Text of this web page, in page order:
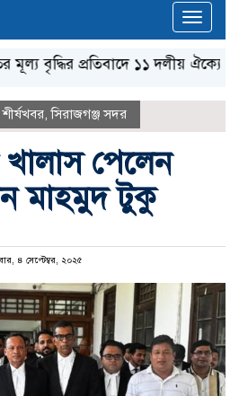
প্রতিবাদে ১১ দলীয় ঐক্যের
শীর্ষখবর,সিরাজগঞ্জ সদর
পেলেন
মাহমুদ টুকু
৪ সেপ্টেম্বর, ২০২৫